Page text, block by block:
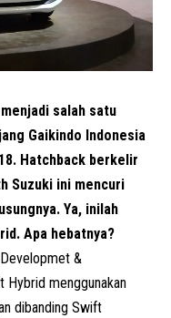
salah satu
Gaikindo Indonesia
Hatchback berkelir
Suzuki ini mencuri
Ya, inilah
Apa hebatnya?
&
menggunakan
dibanding Swift